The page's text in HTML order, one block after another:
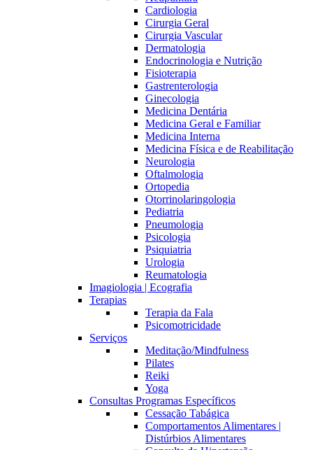
Cardiologia
Cirurgia Geral
Cirurgia Vascular
Dermatologia
Endocrinologia e Nutrição
Fisioterapia
Gastrenterologia
Ginecologia
Medicina Dentária
Medicina Geral e Familiar
Medicina Interna
Medicina Física e de Reabilitação
Neurologia
Oftalmologia
Ortopedia
Otorrinolaringologia
Pediatria
Pneumologia
Psicologia
Psiquiatria
Urologia
Reumatologia
Imagiologia | Ecografia
Terapias
Terapia da Fala
Psicomotricidade
Serviços
Meditação/Mindfulness
Pilates
Reiki
Yoga
Consultas Programas Específicos
Cessação Tabágica
Comportamentos Alimentares |
Distúrbios Alimentares